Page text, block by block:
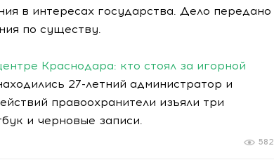
в интересах государства. Дело передано
по существу.
Краснодара: кто стоял за игорной
27-летний администратор и
правоохранители изъяли три
и черновые записи.
582